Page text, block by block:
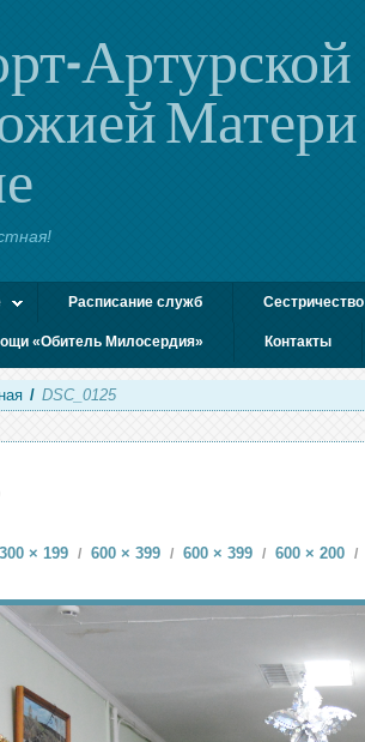
Артурской
Матери
Расписание служб Сестричество
«Обитель Милосердия» Контакты
/ DSC_0125
300 × 199 / 600 × 399 / 600 × 399 / 600 × 200 /